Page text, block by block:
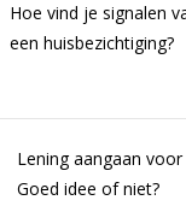
Hoe vind je signalen
een huisbezichtiging?
Lening aangaan
Goed idee of niet?